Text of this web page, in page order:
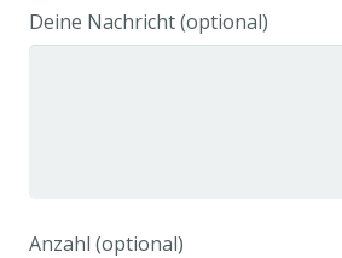
Deine Nachricht (optional)
Anzahl (optional)